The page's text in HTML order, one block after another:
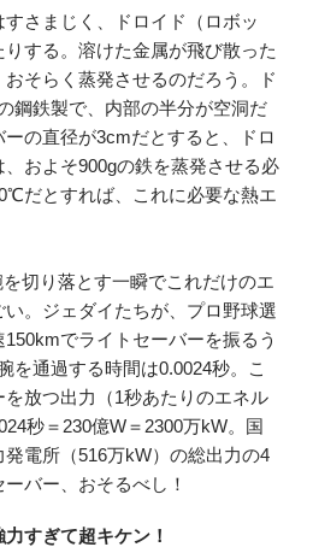
さまじく、ドロイド（ロボッ
りする。溶けた金属が飛び散った
そらく蒸発させるのだろう。ド
鋼鉄製で、内部の半分が空洞だ
の直径が3cmだとすると、ドロ
およそ900gの鉄を蒸発させる必
だとすれば、これに必要な熱エ
切り落とす一瞬でこれだけのエ
。ジェダイたちが、プロ野球選
でライトセーバーを振るう
を通過する時間は0.0024秒。こ
放つ出力（1秒あたりのエネル
秒＝230億W＝2300万kW。国
電所（516万kW）の総出力の4
バー、おそるべし！
すぎて超キケン！